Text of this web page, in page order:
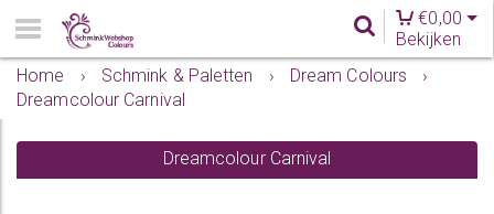
€0,00
Bekijken
Home
› Schmink & Paletten › Dream Colours
›
Dreamcolour Carnival
Dreamcolour Carnival